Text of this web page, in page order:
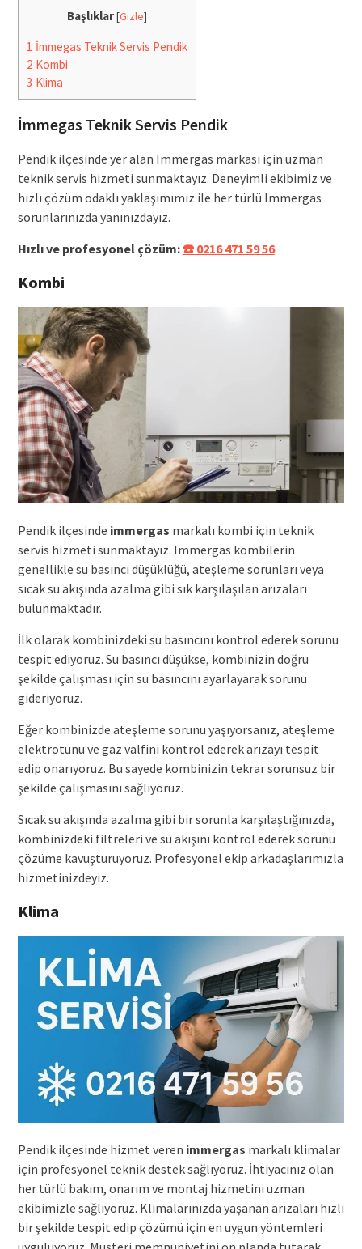
Başlıklar[Gizle]
1 İmmegas Teknik Servis Pendik
2 Kombi
3 Klima
İmmegas Teknik Servis Pendik
Pendik ilçesinde yer alan Immergas markası için uzman
teknik servis hizmeti sunmaktayız. Deneyimli ekibimiz ve
hızlı çözüm odaklı yaklaşımımız ile her türlü Immergas
sorunlarınızda yanınızdayız.
Hızlı ve profesyonel çözüm:☎️ 0216 471 59 56
Kombi
Pendik ilçesinde immergas markalı kombi için teknik
servis hizmeti sunmaktayız. Immergas kombilerin
genellikle su basıncı düşüklüğü, ateşleme sorunları veya
sıcak su akışında azalma gibi sık karşılaşılan arızaları
bulunmaktadır.
İlk olarak kombinizdeki su basıncını kontrol ederek sorunu
tespit ediyoruz. Su basıncı düşükse, kombinizin doğru
şekilde çalışması için su basıncını ayarlayarak sorunu
gideriyoruz.
Eğer kombinizde ateşleme sorunu yaşıyorsanız, ateşleme
elektrotunu ve gaz valfini kontrol ederek arızayı tespit
edip onarıyoruz. Bu sayede kombinizin tekrar sorunsuz bir
şekilde çalışmasını sağlıyoruz.
Sıcak su akışında azalma gibi bir sorunla karşılaştığınızda,
kombinizdeki filtreleri ve su akışını kontrol ederek sorunu
çözüme kavuşturuyoruz. Profesyonel ekip arkadaşlarımızla
hizmetinizdeyiz.
Klima
Pendik ilçesinde hizmet veren immergas markalı klimalar
için profesyonel teknik destek sağlıyoruz. İhtiyacınız olan
her türlü bakım, onarım ve montaj hizmetini uzman
ekibimizle sağlıyoruz. Klimalarınızda yaşanan arızaları hızlı
bir şekilde tespit edip çözümü için en uygun yöntemleri